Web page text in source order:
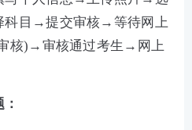
目→提交审核→等待网上
核)→审核通过考生→网上